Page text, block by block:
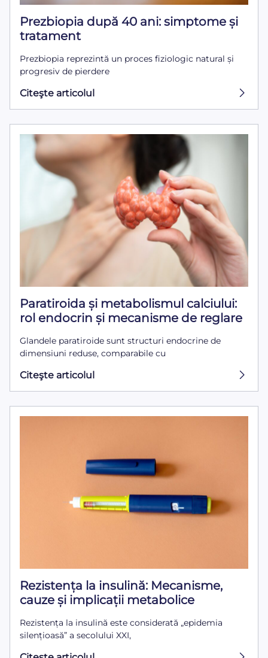
Prezbiopia după 40 ani: simptome și
tratament
Prezbiopia reprezintă un proces fiziologic natural și
progresiv de pierdere
Citeşte articolul
Paratiroida și metabolismul calciului:
rol endocrin și mecanisme de reglare
Glandele paratiroide sunt structuri endocrine de
dimensiuni reduse, comparabile cu
Citeşte articolul
Rezistența la insulină: Mecanisme,
cauze și implicații metabolice
Rezistența la insulină este considerată „epidemia
silențioasă” a secolului XXI,